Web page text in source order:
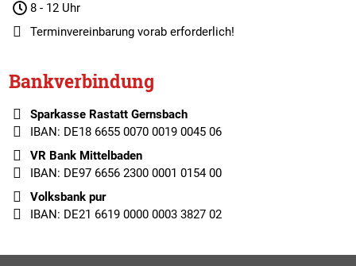
8 - 12 Uhr
Terminvereinbarungvorab erforderlich!
Bankverbindung
Sparkasse Rastatt Gernsbach
IBAN: DE18 6655 0070 0019 0045 06
VR Bank Mittelbaden
IBAN: DE97 6656 2300 0001 0154 00
Volksbank pur
IBAN: DE21 6619 0000 0003 3827 02